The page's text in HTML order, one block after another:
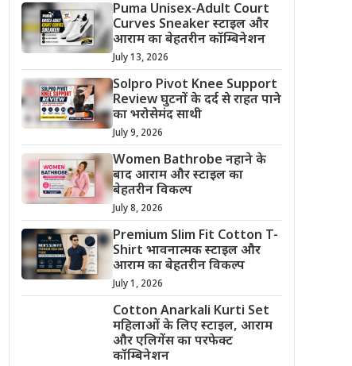
Puma Unisex-Adult Court
Curves Sneaker स्टाइल और
आराम का बेहतरीन कॉम्बिनेशन
July 13, 2026
Solpro Pivot Knee Support
Review घुटनों के दर्द से राहत पाने
का भरोसेमंद साथी
July 9, 2026
Women Bathrobe नहाने के
बाद आराम और स्टाइल का
बेहतरीन विकल्प
July 8, 2026
Premium Slim Fit Cotton T-
Shirt भावनात्मक स्टाइल और
आराम का बेहतरीन विकल्प
July 1, 2026
Cotton Anarkali Kurti Set
महिलाओं के लिए स्टाइल, आराम
और एलिगेंस का परफेक्ट
कॉम्बिनेशन